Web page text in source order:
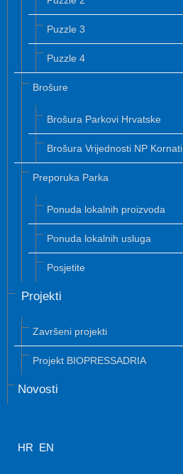
Puzzle 3
Puzzle 4
Brošure
Brošura Parkovi Hrvatske
Brošura Vrijednosti NP Kornati
Preporuka Parka
Ponuda lokalnih proizvoda
Ponuda lokalnih usluga
Posjetite
Projekti
Završeni projekti
Projekt BIOPRESSADRIA
Novosti
HR EN